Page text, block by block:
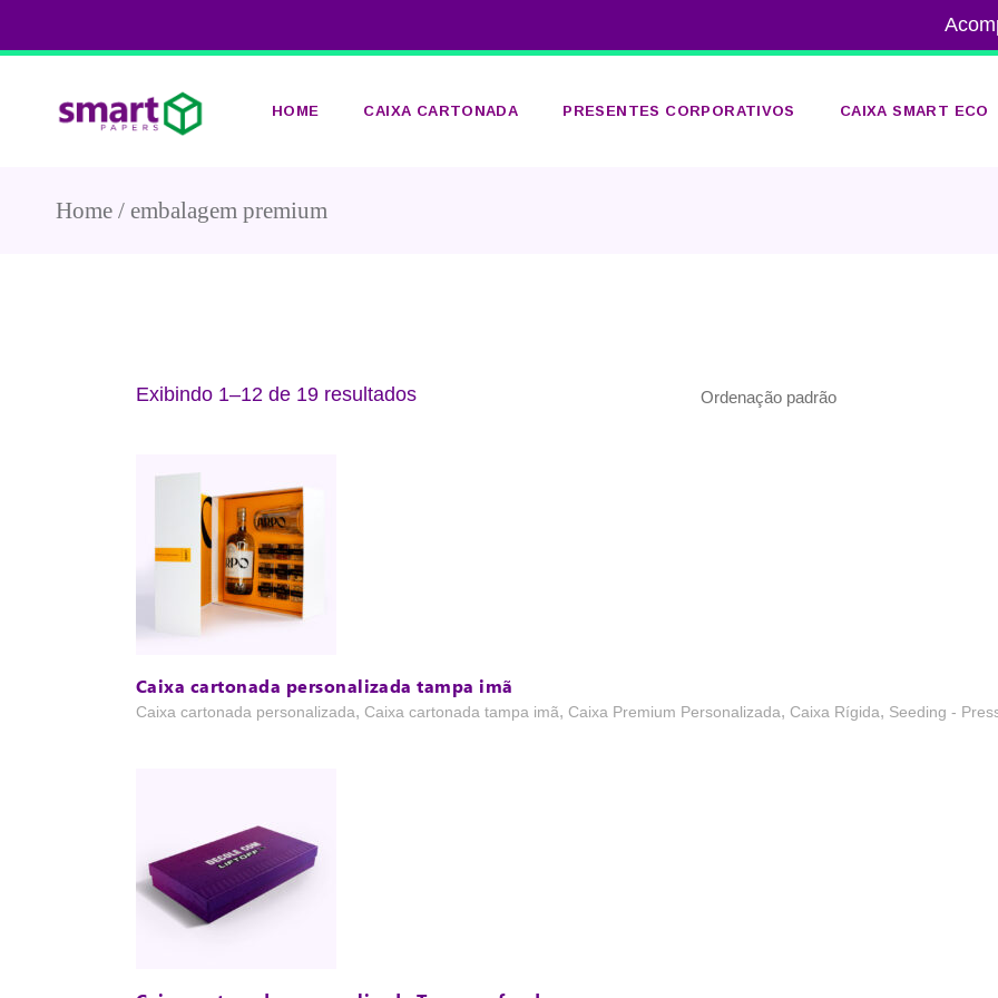
HOME CAIXA CARTONADA PRESENTES CORPORATIVOS CAIXA SMART ECO
Home embalagem premium
Exibindo 1–12 de 19 resultados Ordenação padrão
Caixa cartonada personalizada tampa imã
Caixa cartonada personalizada, Caixa cartonada tampa imã, Caixa Premium Personalizada, Caixa Rígida, Seeding -